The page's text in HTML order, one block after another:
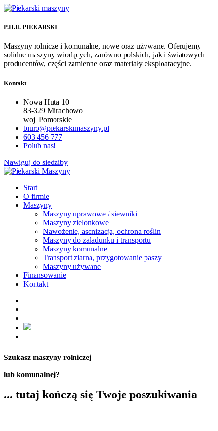
P.H.U. PIEKARSKI
Maszyny rolnicze i komunalne, nowe oraz używane. Oferujemy
solidne maszyny wiodących, zarówno polskich, jak i światowych
producentów, części zamienne oraz materiały eksploatacyjne.
Kontakt
Nowa Huta 10
83-329 Mirachowo
woj. Pomorskie
biuro@piekarskimaszyny.pl
603 456 777
Polub nas!
Nawiguj do siedziby
Start
O firmie
Maszyny
Maszyny uprawowe / siewniki
Maszyny zielonkowe
Nawożenie, asenizacja, ochrona roślin
Maszyny do załadunku i transportu
Maszyny komunalne
Transport ziarna, przygotowanie paszy
Maszyny używane
Finansowanie
Kontakt
Szukasz maszyny rolniczej
lub komunalnej?
... tutaj kończą się Twoje poszukiwania